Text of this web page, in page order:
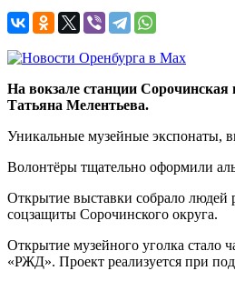
На вокзале станции
Татьяна Мелентьева.
Уникальные музейные экспонаты,
Волонтёры тщательно оформили
Открытие выставки собрало людей
соцзащиты Сорочинского округа.
Открытие музейного уголка стало
«РЖД». Проект реализуется при